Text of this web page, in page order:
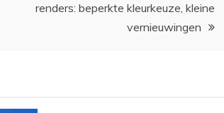
renders: beperkte kleurkeuze, kleine
vernieuwingen